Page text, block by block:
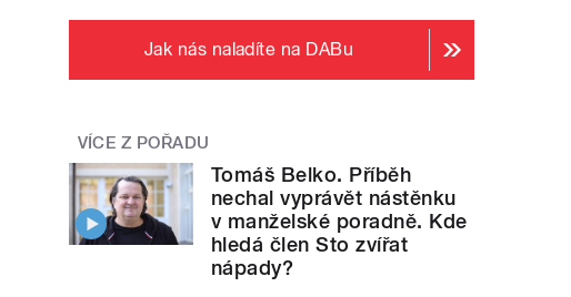
Jak nás naladíte na DABu
VÍCE Z POŘADU
Tomáš Belko. Příběh
nechal vyprávět nástěnku
v manželské poradně. Kde
hledá člen Sto zvířat
nápady?